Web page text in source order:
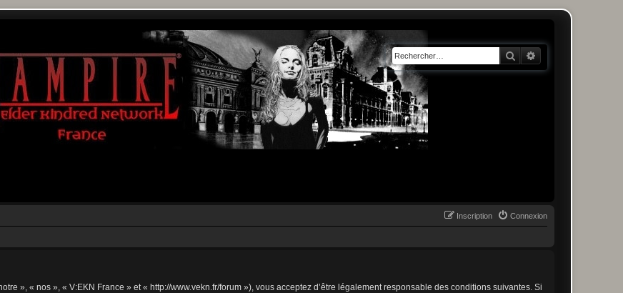
Rechercher
Connexion
Inscription
», « nos », « V:EKN France » et « http://www.vekn.fr/forum »), vous acceptez d’être légalement responsable des conditions suivantes. Si